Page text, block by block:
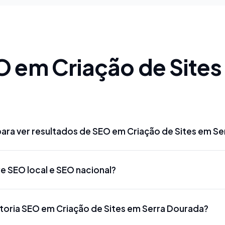
em Criação de
ver resultados de SEO em Criação de Sites em
Para termos mais disputados como
SEO local e SEO nacional?
em Serra Dourada' ou 'marketing digital Criação de
SEO em Criação de Sites em Serra Dourada?